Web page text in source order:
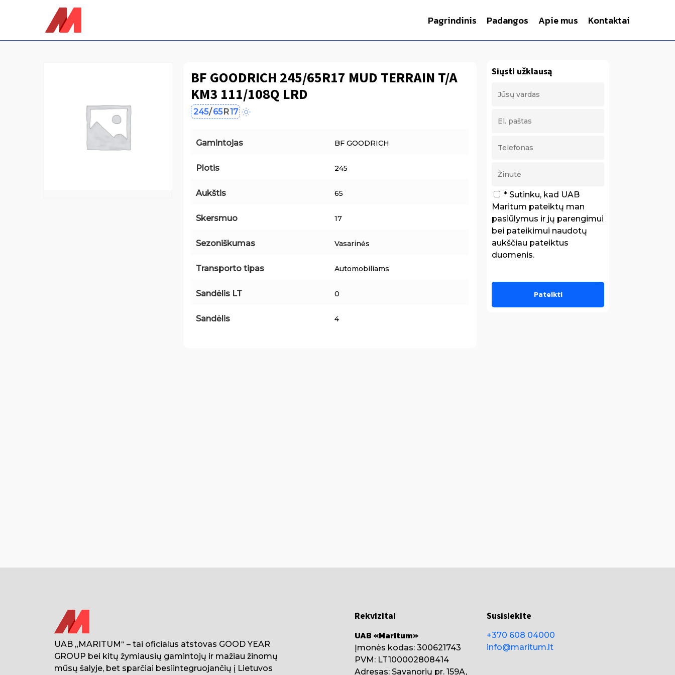
content
Pagrindinis Padangos Apie mus Kontaktai
BF GOODRICH 245/65R17 MUD TERRAIN T/A
KM3 111/108Q LRD
245/65R17
Gamintojas BF GOODRICH
Plotis 245
Aukštis 65
Skersmuo 17
Sezoniškumas Vasarinės
Transporto tipas Automobiliams
Sandėlis LT 0
Sandėlis 4
Siųsti užklausą
* Sutinku, kad UAB
Maritum pateiktų man
pasiūlymus ir jų parengimui
bei pateikimui naudotų
aukščiau pateiktus
duomenis.
UAB „MARITUM“ – tai oficialus atstovas GOOD YEAR
GROUP bei kitų žymiausių gamintojų ir mažiau žinomų
mūsų šalyje, bet sparčiai besiintegruojančių į Lietuvos
Rekvizitai
UAB «Maritum»
Įmonės kodas: 300621743
PVM: LT100002808414
Adresas: Savanorių pr. 159A,
Susisiekite
+370 608 04000
info@maritum.lt